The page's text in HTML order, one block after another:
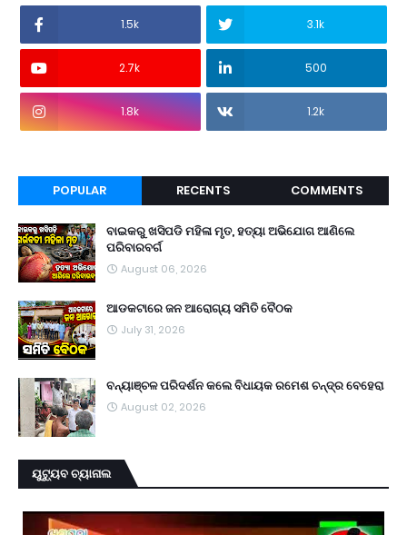
1.5k 3.1k
2.7k 500
1.8k 1.2k
POPULAR RECENTS COMMENTS
ବାଇକରୁ ଖସିପଡି ମହିଳା ମୃତ, ହତ୍ୟା ଅଭିଯୋଗ ଆଣିଲେ
ପରିବାରବର୍ଗ
August 06, 2026
ଆଡକଟାରେ ଜନ ଆରୋଗ୍ୟ ସମିତି ବୈଠକ
July 31, 2026
ବନ୍ୟାଞ୍ଚଳ ପରିଦର୍ଶନ କଲେ ବିଧାୟକ ରମେଶ ଚନ୍ଦ୍ର ବେହେରା
August 02, 2026
ୟୁଟ୍ୟୁବ ଚ୍ୟାନାଲ